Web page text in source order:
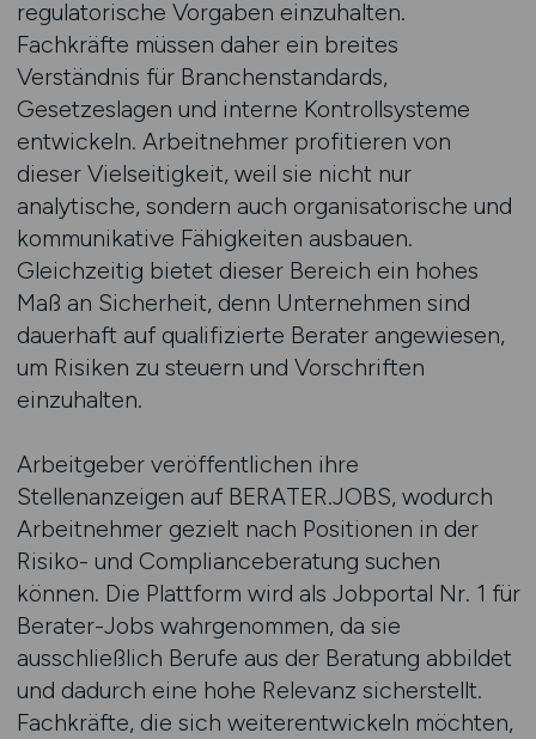
regulatorische Vorgaben einzuhalten.
Fachkräfte müssen daher ein breites
Verständnis für Branchenstandards,
Gesetzeslagen und interne Kontrollsysteme
entwickeln. Arbeitnehmer profitieren von
dieser Vielseitigkeit, weil sie nicht nur
analytische, sondern auch organisatorische und
kommunikative Fähigkeiten ausbauen.
Gleichzeitig bietet dieser Bereich ein hohes
Maß an Sicherheit, denn Unternehmen sind
dauerhaft auf qualifizierte Berater angewiesen,
um Risiken zu steuern und Vorschriften
einzuhalten.
Arbeitgeber veröffentlichen ihre
Stellenanzeigen auf BERATER.JOBS, wodurch
Arbeitnehmer gezielt nach Positionen in der
Risiko- und Complianceberatung suchen
können. Die Plattform wird als Jobportal Nr. 1 für
Berater-Jobs wahrgenommen, da sie
ausschließlich Berufe aus der Beratung abbildet
und dadurch eine hohe Relevanz sicherstellt.
Fachkräfte, die sich weiterentwickeln möchten,